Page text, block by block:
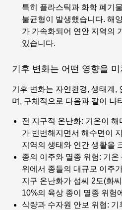
특히 플라스틱과 화학 폐기
불균형이 발생했습니다. 해
가 가속화되어 연안 지역의
있습니다.
기후 변화는 어떤 영향을
기후 변화는 자연환경, 생태계,
며, 구체적으로 다음과 같이 나
전 지구적 온난화: 기온이 해
가 빈번해지면서 해수면이
지역의 생태와 인간 생활을
종의 이주와 멸종 위험: 기온
위에서 종들의 대규모 이주
지구 온난화가 섭씨 2도(화
10%의 육상 종이 멸종 위험
식량과 수자원 안보 위협: 기